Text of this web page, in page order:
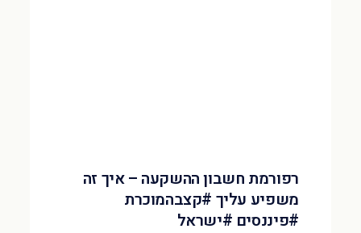
רפורמת חשבון ההשקעה – איך זה
משפיע עליך #קצבהמוכרת
#פיננסים #ישראל